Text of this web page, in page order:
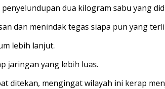
dua kilogram sabu yang
dan menindak tegas siapa pun yang
lebih lanjut.
jaringan yang lebih luas.
ditekan, mengingat wilayah ini kerap